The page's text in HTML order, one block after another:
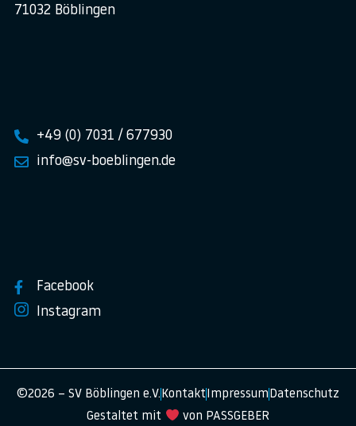
71032 Böblingen
+49 (0) 7031 / 677930
info@sv-boeblingen.de
Facebook
Instagram
©2026 – SV Böblingen e.V. Kontakt Impressum Datenschutz
Gestaltet mit
von PASSGEBER